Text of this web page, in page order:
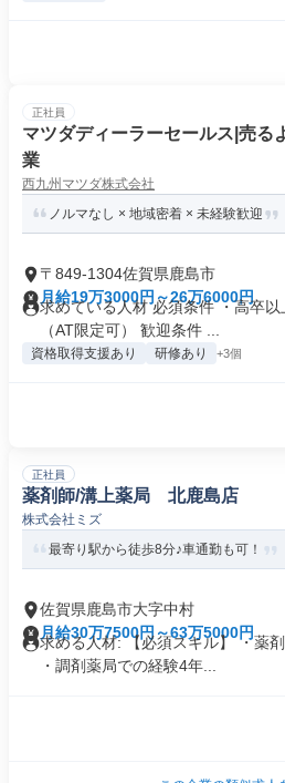
正社員
マツダディーラーセールス|売る
業
西九州マツダ株式会社
ノルマなし × 地域密着 × 未経験歓迎
〒849-1304佐賀県鹿島市
月給19万3000円～26万6000円
求めている人材 必須条件 ・高卒
（AT限定可） 歓迎条件 ...
資格取得支援あり 研修あり +3個
正社員
薬剤師/溝上薬局 北鹿島店
株式会社ミズ
最寄り駅から徒歩8分♪車通勤も可！
佐賀県鹿島市大字中村
月給30万7500円～63万5000円
求める人材: 【必須スキル】 ・薬
・調剤薬局での経験4年...